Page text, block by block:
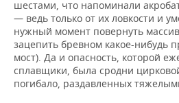
шестами, что напоминали
— ведь только от их ловкости и
нужный момент повернуть
зацепить бревном какое-нибудь
мост). Да и опасность, которой
сплавщики, была сродни
погибало, раздавленных